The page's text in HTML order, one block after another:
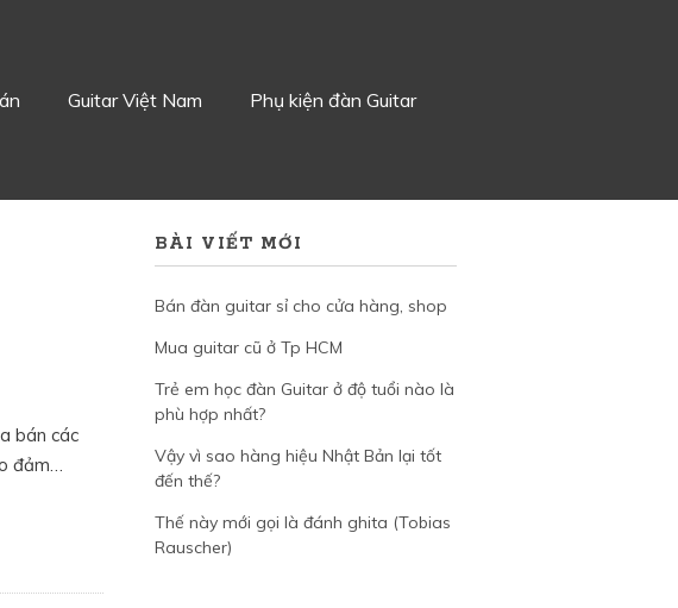
Guitar Việt Nam Phụ kiện đàn Guitar
bán các
đảm…
BÀI VIẾT MỚI
Bán đàn guitar sỉ cho cửa hàng, shop
Mua guitar cũ ở Tp HCM
Trẻ em học đàn Guitar ở độ tuổi nào là
phù hợp nhất?
Vậy vì sao hàng hiệu Nhật Bản lại tốt
đến thế?
Thế này mới gọi là đánh ghita (Tobias
Rauscher)